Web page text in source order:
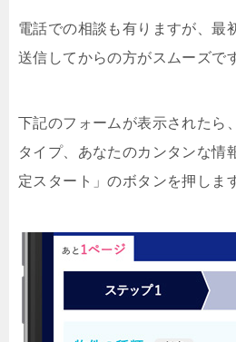
電話での相談も有りますが、最
送信してからの方がスムーズで
下記のフォームが表示されたら
タイプ、あなたのカンタンな情
定スタート」のボタンを押しま